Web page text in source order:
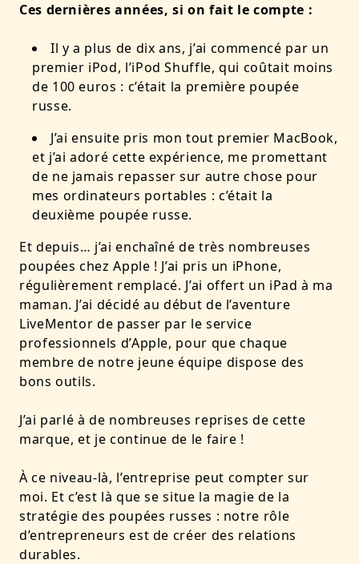
Ces dernières années, si on fait le compte :
Il y a plus de dix ans, j’ai commencé par un
premier iPod, l’iPod Shuffle, qui coûtait moins
de 100 euros : c’était la première poupée
russe.
J’ai ensuite pris mon tout premier MacBook,
et j’ai adoré cette expérience, me promettant
de ne jamais repasser sur autre chose pour
mes ordinateurs portables : c’était la
deuxième poupée russe.
Et depuis… j’ai enchaîné de très nombreuses
poupées chez Apple ! J’ai pris un iPhone,
régulièrement remplacé. J’ai offert un iPad à ma
maman. J’ai décidé au début de l’aventure
LiveMentor de passer par le service
professionnels d’Apple, pour que chaque
membre de notre jeune équipe dispose des
bons outils.
J’ai parlé à de nombreuses reprises de cette
marque, et je continue de le faire !
À ce niveau-là, l’entreprise peut compter sur
moi. Et c’est là que se situe la magie de la
stratégie des poupées russes : notre rôle
d’entrepreneurs est de créer des relations
durables.